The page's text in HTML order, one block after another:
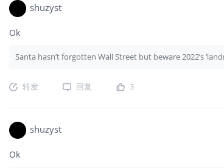
shuzyst
Ok
Santa hasn’t forgotten Wall Street but beware 2022’s
转发 回复 3
shuzyst
Ok